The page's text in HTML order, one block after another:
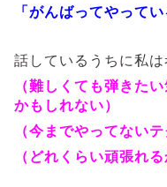
「がんばってやって
話しているうちに私は
（難しくても弾きた
かもしれない）
（今までやってない
（どれくらい頑張れ